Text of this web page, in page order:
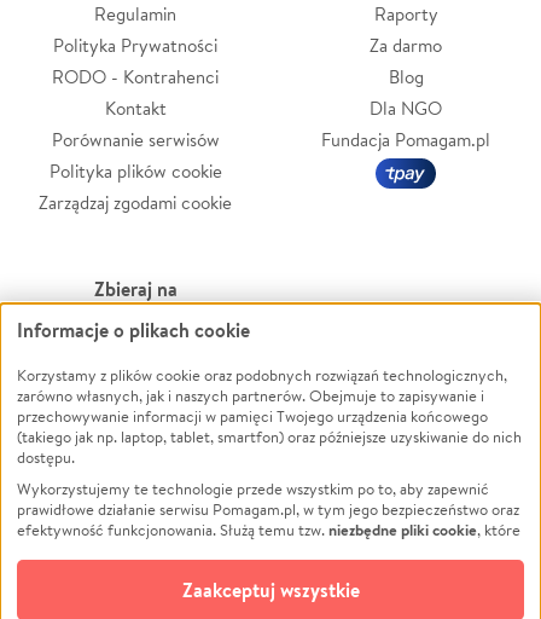
Regulamin
Polityka Prywatności
RODO - Kontrahenci
Kontakt
Porównanie serwisów
Polityka plików cookie
Zarządzaj zgodami cookie
Raporty
Za darmo
Blog
Dla NGO
Fundacja Pomagam.pl
Zbieraj na
Leczenie
Zwierzęta
Pożar
Ukraina
Pomoc Finansowa
Projekty
Pogrzeb
Społeczność lokalna
Powódź
Wichura
NGO
Edukacja
Podróż
Impreza
Ochrona środowiska
Informacje o plikach cookie
Korzystamy z plików cookie oraz podobnych rozwiązań technologicznych,
zarówno własnych, jak i naszych partnerów. Obejmuje to zapisywanie i
przechowywanie informacji w pamięci Twojego urządzenia końcowego
(takiego jak np. laptop, tablet, smartfon) oraz późniejsze uzyskiwanie do nich
dostępu.
Wykorzystujemy te technologie przede wszystkim po to, aby zapewnić
prawidłowe działanie serwisu Pomagam.pl, w tym jego bezpieczeństwo oraz
efektywność funkcjonowania. Służą temu tzw.niezbędne pliki cookie, które
opcjonalnych plików cookie
technologii do celów analitycznych i retargetingowych. Możesz wyrazić
Zaakceptuj wszystkie